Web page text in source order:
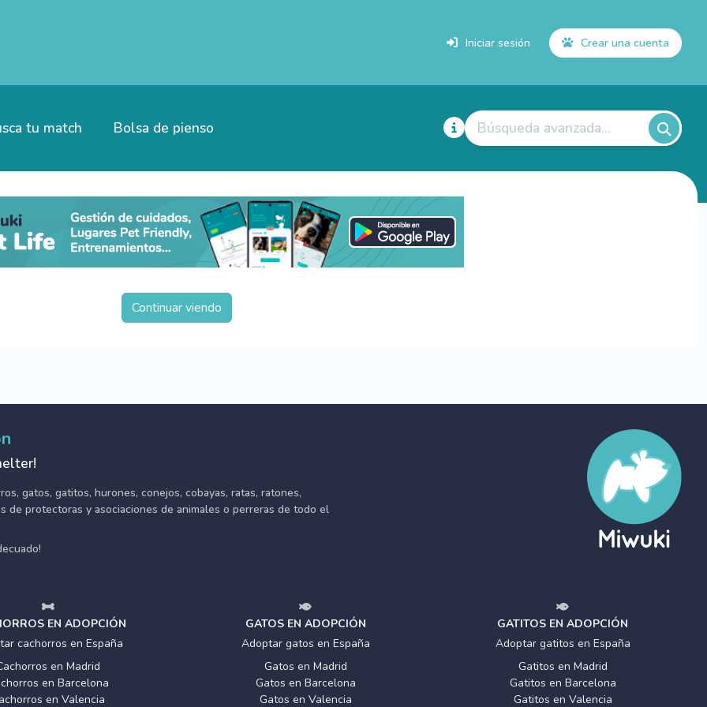
Iniciar sesión Crear una cuenta
tu match Bolsa de pienso Búsqueda avanzada...
Continuar viendo
gatos, gatitos, hurones, conejos, cobayas, ratas, ratones,
de protectoras y asociaciones de animales o perreras de todo el
EN ADOPCIÓN
cachorros en España
en Madrid
en Barcelona
en Valencia
GATOS EN ADOPCIÓN
Adoptar gatos en España
Gatos en Madrid
Gatos en Barcelona
Gatos en Valencia
GATITOS EN ADOPCIÓN
Adoptar gatitos en España
Gatitos en Madrid
Gatitos en Barcelona
Gatitos en Valencia